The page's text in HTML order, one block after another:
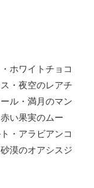
ホワイトチョコ
・夜空のレアチ
ル・満月のマン
い果実のムー
・アラビアンコ
漠のオアシスジ